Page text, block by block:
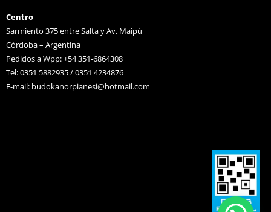
Centro
Sarmiento 375 entre Salta y Av. Maipú
Córdoba – Argentina
Pedidos a Wpp: +54 351-6864308
Tel: 0351 5882935 / 0351 4234876
E-mail: budokanorpianesi@hotmail.com